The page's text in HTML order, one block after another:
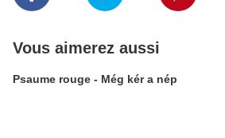
Vous aimerez aussi
Psaume rouge - Még kér a nép